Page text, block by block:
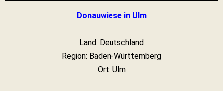
Donauwiese in Ulm
Land: Deutschland
Region: Baden-Württemberg
Ort: Ulm